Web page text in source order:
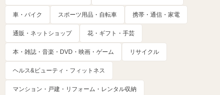
車・バイク スポーツ用品・自転車 携帯・通信・家電
通販・ネットショップ 花・ギフト・手芸
本・雑誌・音楽・DVD・映画・ゲーム リサイクル
ヘルス&ビューティ・フィットネス
マンション・戸建・リフォーム・レンタル収納